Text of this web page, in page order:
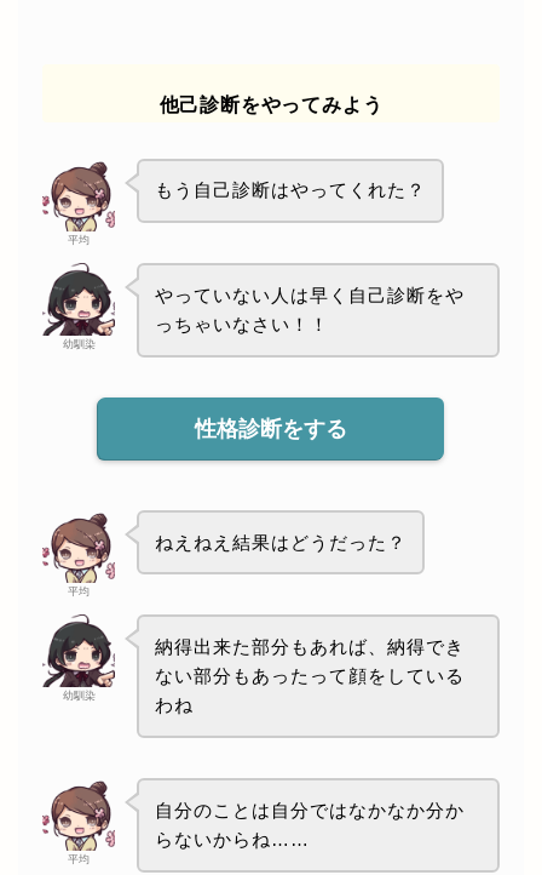
他己診断をやってみよう
平均
もう自己診断はやってくれた？
幼馴染
やっていない人は早く自己診断をや
っちゃいなさい！！
性格診断をする
平均
ねえねえ結果はどうだった？
幼馴染
納得出来た部分もあれば、納得でき
ない部分もあったって顔をしている
わね
平均
自分のことは自分ではなかなか分か
らないからね……